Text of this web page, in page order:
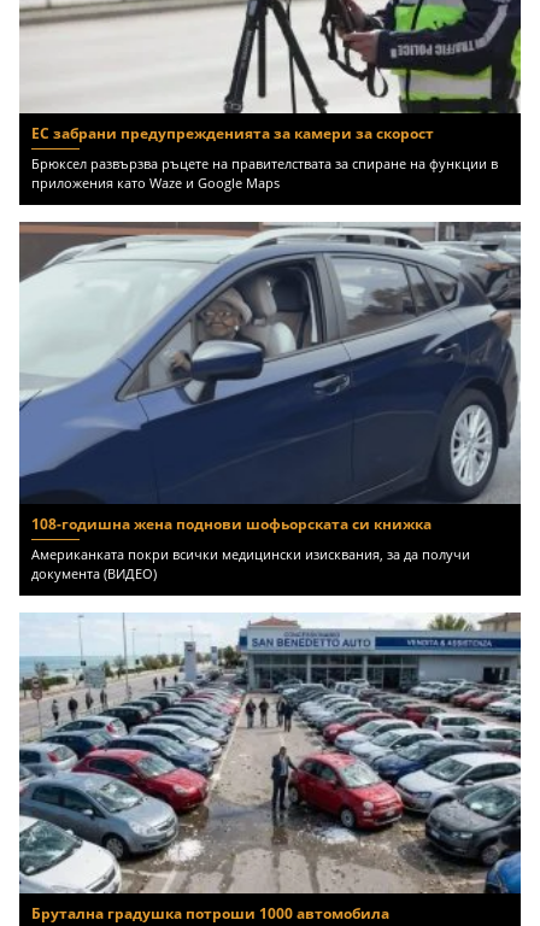
ЕС забрани предупрежденията за камери за скорост
Брюксел развързва ръцете на правителствата за спиране на функции в
приложения като Waze и Google Maps
108-годишна жена поднови шофьорската си книжка
Американката покри всички медицински изисквания, за да получи
документа (ВИДЕО)
Брутална градушка потроши 1000 автомобила